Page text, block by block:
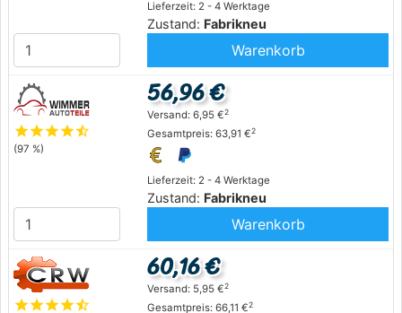
Lieferzeit: 2 - 4 Werktage
Zustand: Fabrikneu
Warenkorb
starstarstarstarstar_half
(97 %)
Lieferzeit: 2 - 4 Werktage
Zustand: Fabrikneu
56,96 €
Versand: 6,95 €2
Gesamtpreis: 63,91 €2
Warenkorb
starstarstarstarstar_half
60,16 €
Versand: 5,95 €2
Gesamtpreis: 66,11 €2